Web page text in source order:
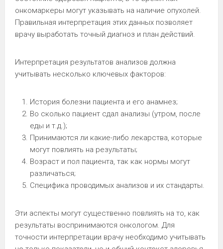
онкомаркеры могут указывать на наличие опухолей.
Правильная интерпретация этих данных позволяет
врачу выработать точный диагноз и план действий.
Интерпретация результатов анализов должна
учитывать несколько ключевых факторов:
История болезни пациента и его анамнез;
Во сколько пациент сдал анализы (утром, после
еды и т.д.);
Принимаются ли какие-либо лекарства, которые
могут повлиять на результаты;
Возраст и пол пациента, так как нормы могут
различаться;
Специфика проводимых анализов и их стандарты.
Эти аспекты могут существенно повлиять на то, как
результаты воспринимаются онкологом. Для
точности интерпретации врачу необходимо учитывать